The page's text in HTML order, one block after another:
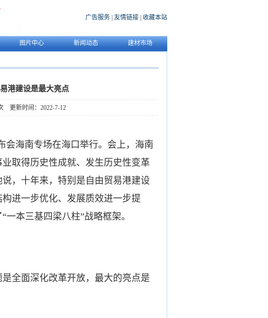
广告服务 友情链接 收藏本站
图片中心 新闻动态 建材市场
港建设是最大亮点
更新时间：2022-7-12
海南专场在海口举行。会上，海南
取得历史性成就、发生历史性变革
，十年来，特别是自由贸易港建设
进一步优化、发展质效进一步提
本三基四梁八柱”战略框架。
全面深化改革开放，最大的亮点是